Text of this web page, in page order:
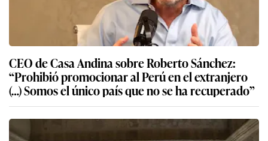
CEO de Casa Andina sobre Roberto Sánchez:
“Prohibió promocionar al Perú en el extranjero
(…) Somos el único país que no se ha recuperado”